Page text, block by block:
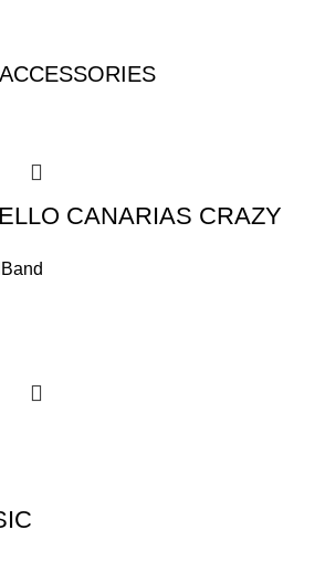
ACCESSORIES
CANARIAS CRAZY